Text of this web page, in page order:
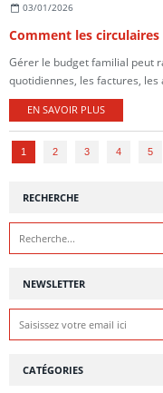
03/01/2026
Gérer le budget familial peut
quotidiennes, les factures, les
EN SAVOIR PLUS
1 2 3 4 5
NEWSLETTER
RECHERCHE
CATÉGORIES